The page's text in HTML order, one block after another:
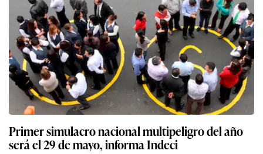
Primer simulacro nacional multipeligro del año
será el 29 de mayo, informa Indeci